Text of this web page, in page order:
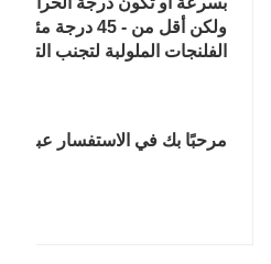
ولكن أقل من - 45
الفلنجات الملولبة لتجنب
مرحبًا بك في الاستفسار عبر